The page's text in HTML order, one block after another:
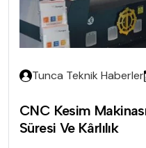
Tunca Teknik Haberler
CNC Kesim
Süresi Ve Kârlılık